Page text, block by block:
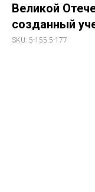
Великой
созданный
SKU: 5-155.5-177